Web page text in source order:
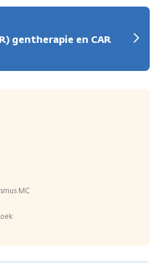
gentherapie en CAR
MC